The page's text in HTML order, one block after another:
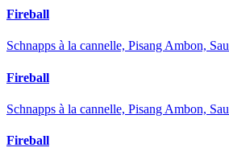
Fireball
Schnapps à la cannelle, Pisang Ambon,
Fireball
Schnapps à la cannelle, Pisang Ambon,
Fireball